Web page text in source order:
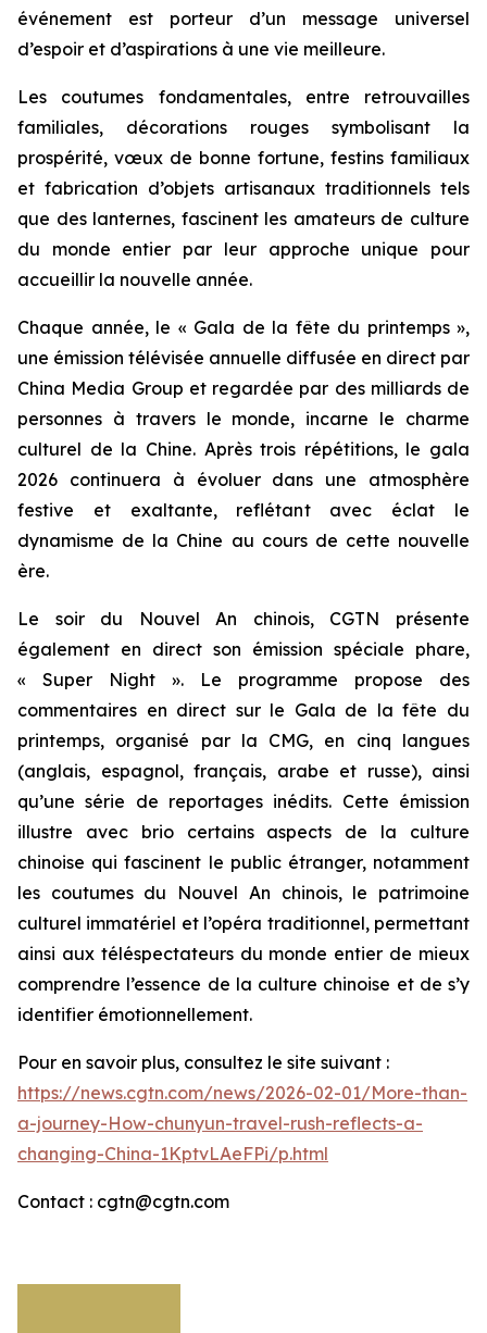
événement est porteur d’un message universel
d’espoir et d’aspirations à une vie meilleure.
Les coutumes fondamentales, entre retrouvailles
familiales, décorations rouges symbolisant la
prospérité, vœux de bonne fortune, festins familiaux
et fabrication d’objets artisanaux traditionnels tels
que des lanternes, fascinent les amateurs de culture
du monde entier par leur approche unique pour
accueillir la nouvelle année.
Chaque année, le « Gala de la fête du printemps »,
une émission télévisée annuelle diffusée en direct par
China Media Group et regardée par des milliards de
personnes à travers le monde, incarne le charme
culturel de la Chine. Après trois répétitions, le gala
2026 continuera à évoluer dans une atmosphère
festive et exaltante, reflétant avec éclat le
dynamisme de la Chine au cours de cette nouvelle
ère.
Le soir du Nouvel An chinois, CGTN présente
également en direct son émission spéciale phare,
« Super Night ». Le programme propose des
commentaires en direct sur le Gala de la fête du
printemps, organisé par la CMG, en cinq langues
(anglais, espagnol, français, arabe et russe), ainsi
qu’une série de reportages inédits. Cette émission
illustre avec brio certains aspects de la culture
chinoise qui fascinent le public étranger, notamment
les coutumes du Nouvel An chinois, le patrimoine
culturel immatériel et l’opéra traditionnel, permettant
ainsi aux téléspectateurs du monde entier de mieux
comprendre l’essence de la culture chinoise et de s’y
identifier émotionnellement.
Pour en savoir plus, consultez le site suivant :
https://news.cgtn.com/news/2026-02-01/More-than-
a-journey-How-chunyun-travel-rush-reflects-a-
changing-China-1KptvLAeFPi/p.html
Contact : cgtn@cgtn.com